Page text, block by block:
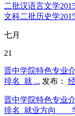
二批汉语言文学
文科二批历史学
七月
21
晋中学院特色专业
排名_就 ... 发布：
晋中学院特色专业
排名_就业方向